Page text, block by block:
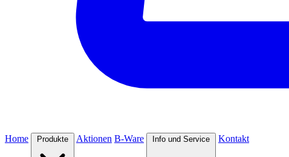
Home Produkte Aktionen B-Ware Info und Service Kontakt